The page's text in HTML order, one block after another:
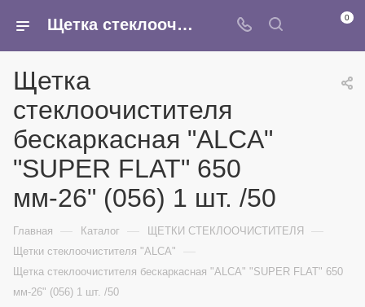
Щетка стеклоочистителя бескаркасная "ALCA" "SUPER FLAT" 650 мм-26" (056) 1 шт. /50 - купить в интернет-магазине Армина 0
Щетка
стеклоочистителя
бескаркасная "ALCA"
"SUPER FLAT" 650
мм-26" (056) 1 шт. /50
Главная — Каталог — ЩЕТКИ СТЕКЛООЧИСТИТЕЛЯ —
Щетки стеклоочистителя "ALCA" —
Щетка стеклоочистителя бескаркасная "ALCA" "SUPER FLAT" 650
мм-26" (056) 1 шт. /50